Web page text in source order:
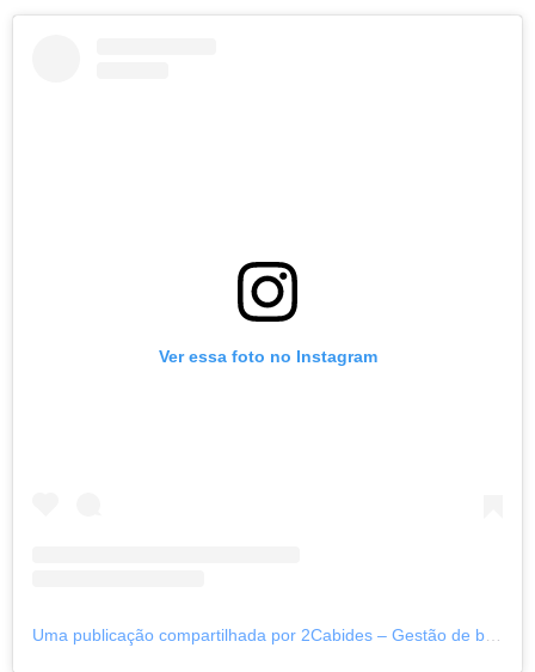
Ver essa foto no Instagram